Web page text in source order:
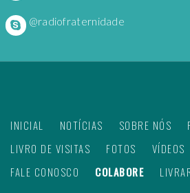
@radiofraternidade
INICIAL NOTÍCIAS SOBRE NÓS
LIVRO DE VISITAS
FOTOS VÍDEOS
FALE CONOSCO
COLABORE